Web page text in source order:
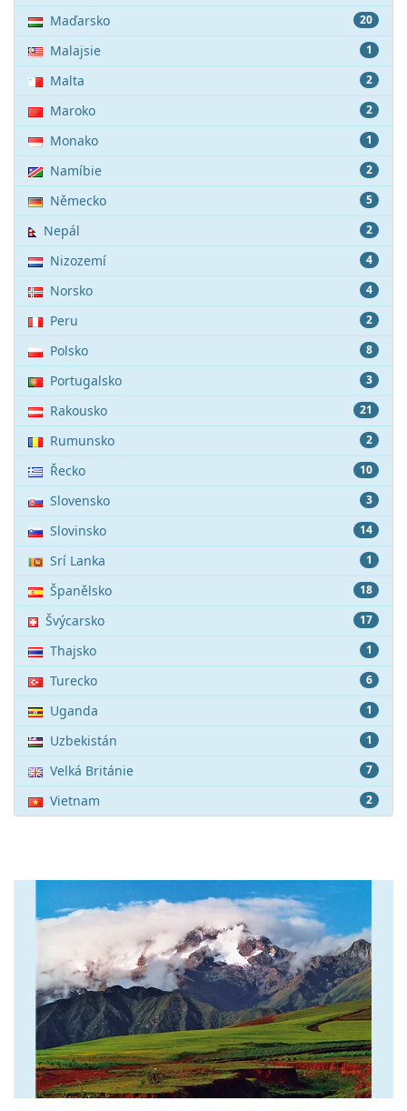
20
Maďarsko
1
Malajsie
2
Malta
2
Maroko
1
Monako
2
Namíbie
5
Německo
2
Nepál
4
Nizozemí
4
Norsko
2
Peru
8
Polsko
3
Portugalsko
21
Rakousko
2
Rumunsko
10
Řecko
3
Slovensko
14
Slovinsko
1
Srí Lanka
18
Španělsko
17
Švýcarsko
1
Thajsko
6
Turecko
1
Uganda
1
Uzbekistán
7
Velká Británie
2
Vietnam